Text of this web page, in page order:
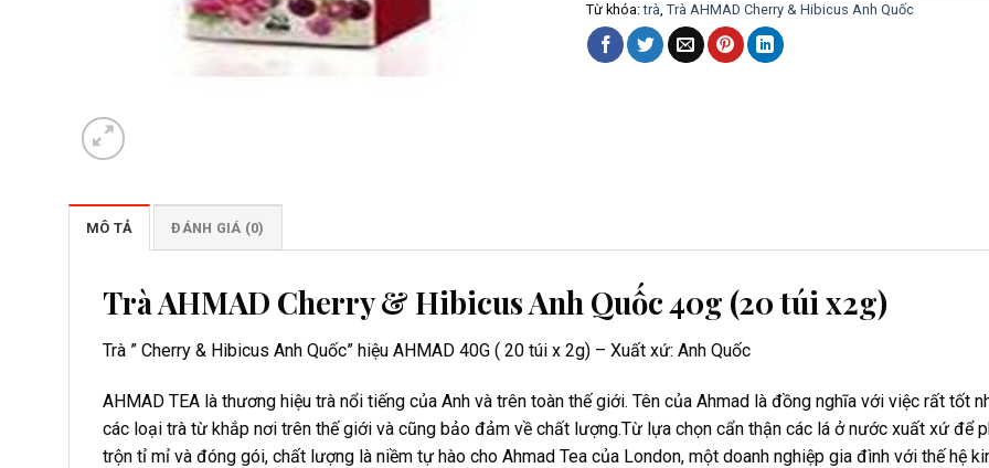
Từ khóa:trà, Trà AHMAD Cherry & Hibicus Anh Quốc
MÔ TẢ ĐÁNH GIÁ (0)
Trà AHMAD Cherry & Hibicus Anh Quốc 40g (20 túi x2g)
Trà ” Cherry & Hibicus Anh Quốc” hiệu AHMAD 40G ( 20 túi x 2g) – Xuất xứ: Anh Quốc
AHMAD TEA là thương hiệu trà nổi tiếng của Anh và trên toàn thế giới. Tên của Ahmad là đồng nghĩa với việc rất tốt
các loại trà từ khắp nơi trên thế giới và cũng bảo đảm về chất lượng.Từ lựa chọn cẩn thận các lá ở nước xuất xứ để
trộn tỉ mỉ và đóng gói, chất lượng là niềm tự hào cho Ahmad Tea của London, một doanh nghiệp gia đình với thế hệ